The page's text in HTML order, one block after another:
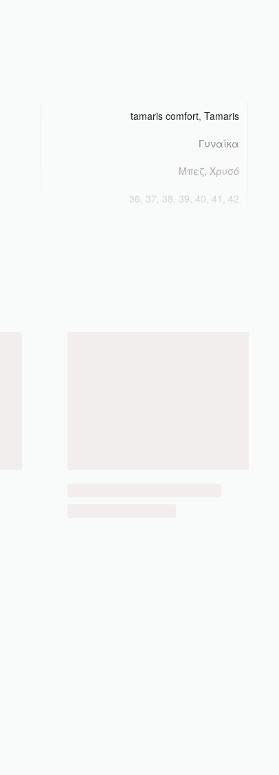
tamaris comfort,Tamaris
Γυναίκα
Μπεζ, Χρυσό
36, 37, 38, 39, 40, 41, 42